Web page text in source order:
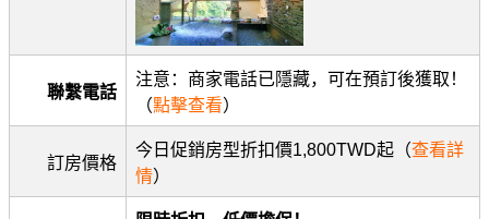
聯繫電話
注意：商家電話已隱藏，可在預訂後獲取！
（點擊查看）
訂房價格
今日促銷房型折扣價1,800TWD起（查看詳
情）